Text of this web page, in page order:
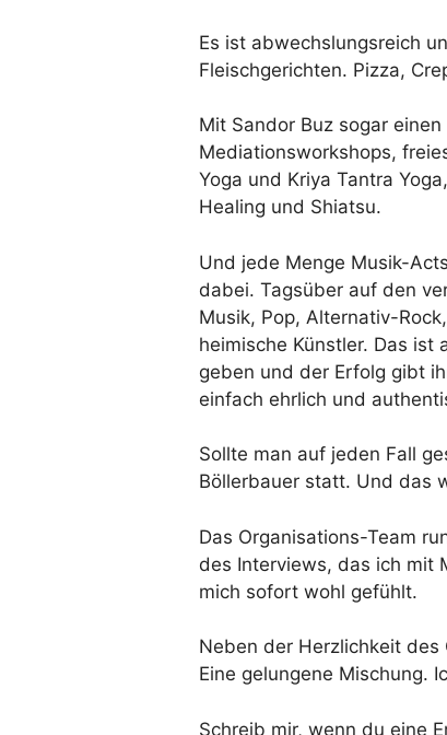
Es ist abwechslungsreich
Fleischgerichten. Pizza,
Mit Sandor Buz sogar
Mediationsworkshops,
Yoga und Kriya Tantra
Healing und Shiatsu.
Und jede Menge Musik-
dabei. Tagsüber auf den
Musik, Pop, Alternativ-
heimische Künstler. Das ist
geben und der Erfolg gibt
einfach ehrlich und
Sollte man auf jeden Fall
Böllerbauer statt. Und das
Das Organisations-Team
des Interviews, das ich mit
mich sofort wohl gefühlt.
Neben der Herzlichkeit
Eine gelungene Mischung.
Schreib mir, wenn du eine